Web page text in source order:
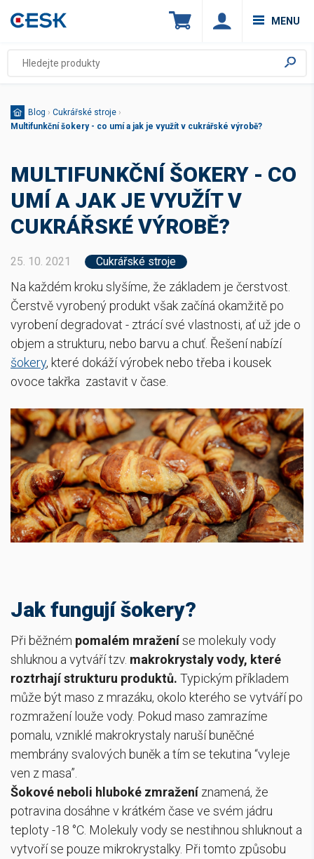
MENU
Blog › Cukrářské stroje ›
Multifunkční šokery - co umí a jak je využít v cukrářské výrobě?
MULTIFUNKČNÍ ŠOKERY - CO
UMÍ A JAK JE VYUŽÍT V
CUKRÁŘSKÉ VÝROBĚ?
25. 10. 2021 Cukrářské stroje
Na každém kroku slyšíme, že základem je čerstvost.
Čerstvě vyrobený produkt však začíná okamžitě po
vyrobení degradovat - ztrácí své vlastnosti, ať už jde o
objem a strukturu, nebo barvu a chuť. Řešení nabízí
šokery, které dokáží výrobek nebo třeba i kousek
ovoce takřka zastavit v čase.
Jak fungují šokery?
Při běžném pomalém mraženíse molekuly vody
shluknou a vytváří tzv. makrokrystalyvody, které
roztrhají strukturu produktů. Typickým příkladem
může být maso z mrazáku, okolo kterého se vytváří po
rozmražení louže vody. Pokud maso zamrazíme
pomalu, vzniklé makrokrystaly naruší buněčné
membrány svalových buněk a tím se tekutina “vyleje
ven z masa”.
Šokové neboli hluboké zmraženíznamená, že
potravina dosáhne v krátkém čase ve svém jádru
teploty -18 °C. Molekuly vody se nestihnou shluknout a
vytvoří se pouze mikrokrystalky. Při tomto způsobu